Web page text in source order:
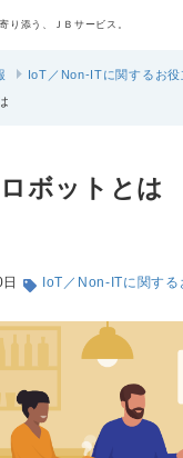
り添う、ＪＢサービス。
IoT／Non-ITに関するお役
ボットとは
IoT／Non-ITに関する